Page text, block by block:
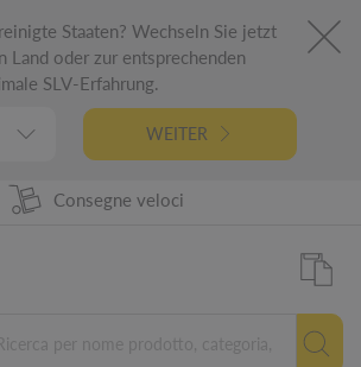
Staaten? Wechseln Sie jetzt
Land oder zur entsprechenden
SLV-Erfahrung.
WEITER
98% Disponibilità prodotti
Consegne veloci
5 letna garancija
Progettato in Germania